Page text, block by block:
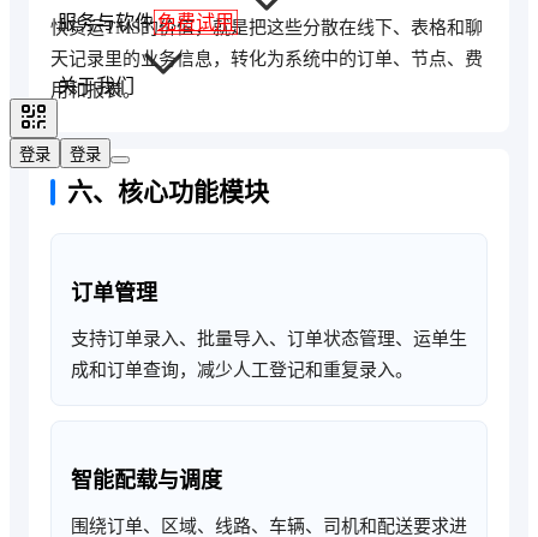
服务与软件 免费试用
关于我们
登录 登录
快货运TMS的价值，就是把这些分散在线下、表格和聊
天记录里的业务信息，转化为系统中的订单、节点、费
用和报表。
六、核心功能模块
订单管理
支持订单录入、批量导入、订单状态管理、运单生
成和订单查询，减少人工登记和重复录入。
智能配载与调度
围绕订单、区域、线路、车辆、司机和配送要求进